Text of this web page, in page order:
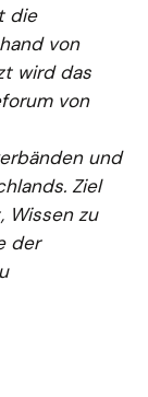
die
von
wird das
von
und
Ziel
Wissen zu
der